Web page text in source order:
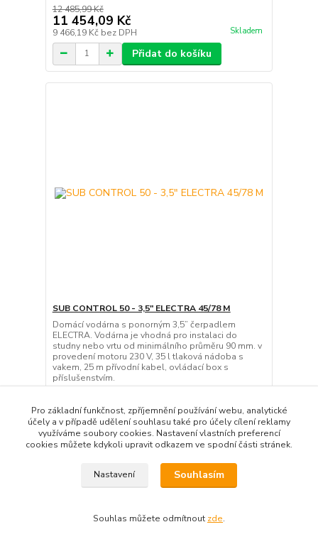
12 485,99 Kč
11 454,09 Kč
9 466,19 Kč bez DPH Skladem
Přidat do košíku
SUB CONTROL 50 - 3,5" ELECTRA 45/78 M
Domácí vodárna s ponorným 3,5” čerpadlem
ELECTRA. Vodárna je vhodná pro instalaci do
studny nebo vrtu od minimálního průměru 90 mm. v
provedení motoru 230 V, 35 l tlaková nádoba s
vakem, 25 m přívodní kabel, ovládací box s
příslušenstvím.
11 274,27 Kč
9 317,58 Kčbez DPH Skladem
Přidat do košíku
Pro základní funkčnost, zpříjemnění používání webu, analytické
účely a v případě udělení souhlasu také pro účely cílení reklamy
využíváme soubory cookies. Nastavení vlastních preferencí
cookies můžete kdykoli upravit odkazem ve spodní části stránek.
Nastavení Souhlasím
Souhlas můžete odmítnout zde.